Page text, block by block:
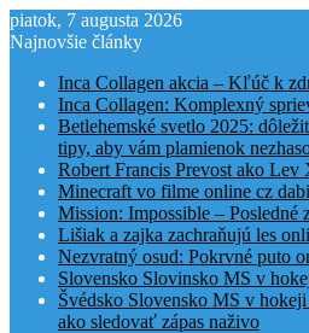
piatok, 7 augusta 2026
Najnovšie články
Inca Collagen akcia – Kľúč k
Inca Collagen: Komplexný
Betlehemské svetlo 2025:
tipy, aby vám plamienok
Robert Francis Prevost ako
Minecraft vo filme online cz
Mission: Impossible – Posledné
Lišiak a zajka zachraňujú les
Nezvratný osud: Pokrvné puto
Slovensko Slovinsko MS v
Švédsko Slovensko MS v
ako sledovať zápas naživo